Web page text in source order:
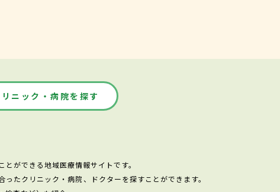
ニック・病院を探す
ができる地域医療情報サイトです。
たクリニック・病院、ドクターを探すことができます。